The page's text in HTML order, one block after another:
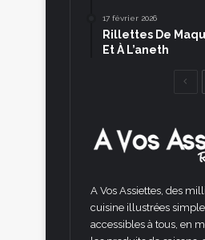
17 février 2026
Rillettes De
Et À L’aneth
A Vos Assiettes, des
cuisine illustrées
accessibles à tous, en